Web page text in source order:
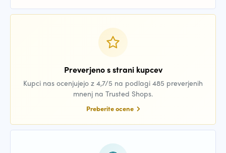
Preverjeno s strani kupcev
Kupci nas ocenjujejo z 4,7/5 na podlagi 485 preverjenih
mnenj na Trusted Shops.
Preberite ocene